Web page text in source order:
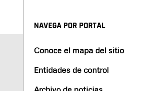
NAVEGA POR PORTAL
Conoce el mapa del sitio
Entidades de control